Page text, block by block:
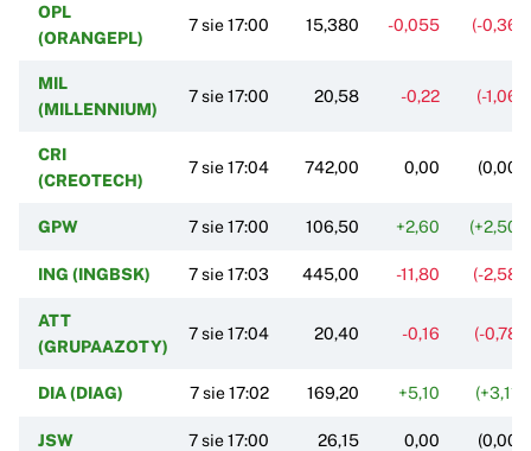
OPL
(ORANGEPL)
7 sie 17:00 15,380 -0,055 (-
MIL
(MILLENNIUM)
7 sie 17:00 20,58 -0,22 (-
CRI
(CREOTECH)
7 sie 17:04 742,00 0,00
GPW 7 sie 17:00 106,50 +2,60
ING (INGBSK) 7 sie 17:03 445,00 -11,80 (-
ATT
(GRUPAAZOTY)
7 sie 17:04 20,40 -0,16 (-
DIA (DIAG) 7 sie 17:02 169,20 +5,10
JSW 7 sie 17:00 26,15 0,00